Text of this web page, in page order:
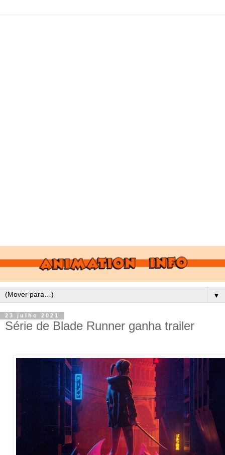
▼
23 julho 2021
Série de Blade Runner ganha trailer